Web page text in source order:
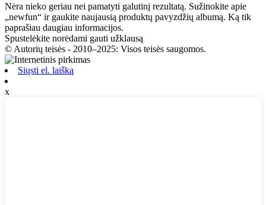
Nėra nieko geriau nei pamatyti galutinį rezultatą. Sužinokite apie
„newfun“ ir gaukite naujausią produktų pavyzdžių albumą. Ką tik
paprašiau daugiau informacijos.
Spustelėkite norėdami gauti užklausą
© Autorių teisės - 2010–2025: Visos teisės saugomos.
Siųsti el. laišką
x